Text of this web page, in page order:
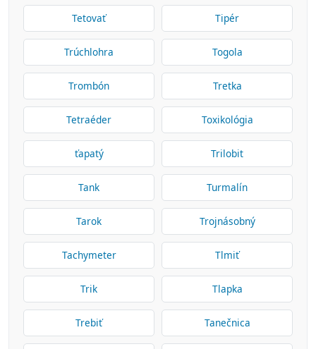
Tetovať Tipér
Trúchlohra Togola
Trombón Tretka
Tetraéder Toxikológia
ťapatý Trilobit
Tank Turmalín
Tarok Trojnásobný
Tachymeter Tlmiť
Trik Tlapka
Trebiť Tanečnica